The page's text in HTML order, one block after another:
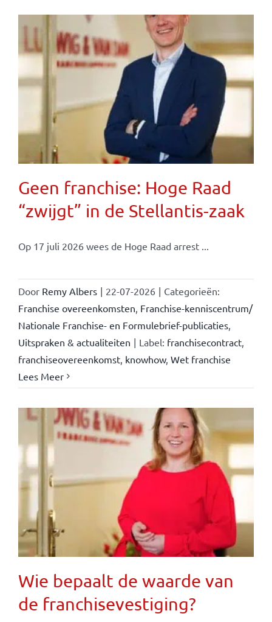
Geen franchise: Hoge Raad
“zwijgt” in de Stellantis-zaak
Op 17 juli 2026 wees de Hoge Raad arrest ...
Door Remy Albers | 22-07-2026 | Categorieën:
Franchise overeenkomsten Franchise-kenniscentrum/
Nationale Franchise- en Formulebrief-publicaties,
Uitspraken & actualiteiten | Label: franchisecontract,
franchiseovereenkomst, knowhow, Wet franchise
Lees Meer
Wie bepaalt de waarde van
de franchisevestiging?